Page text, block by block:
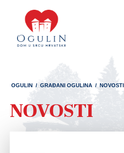
OGULIN / GRAĐANI OGULINA / NOVOSTI
NOVOSTI